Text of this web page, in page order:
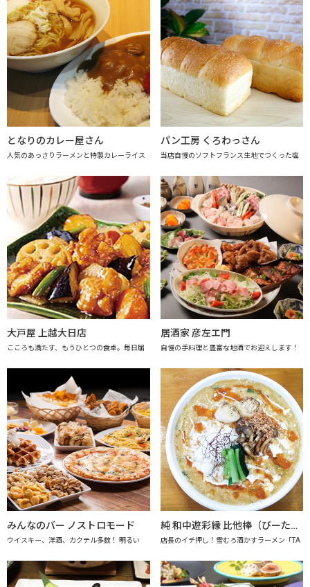
となりのカレー屋さん
人気のあっさりラーメンと特製カレーライス
パン工房 くろわっさん
当店自慢のソフトフランス生地でつくった塩
大戸屋 上越大日店
こころも満たす、もうひとつの食卓。毎日届
居酒家 彦左エ門
自慢の手料理と豊富な地酒でお迎えします！
みんなのバー ノストロモード
ウイスキー、洋酒、カクテル多数！ 明るい
純 和中遊彩縁 比他棒（びーたーばん）
店長のイチ押し！雪むろ酒かすラーメン「TA